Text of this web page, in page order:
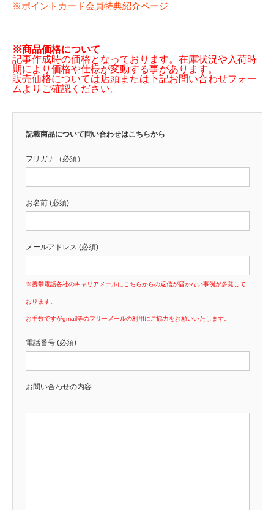
※ポイントカード会員特典紹介ページ
※商品価格について
記事作成時の価格となっております。在庫状況や入荷時
期により価格や仕様が変動する事があります。
販売価格については店頭または下記お問い合わせフォー
ムよりご確認ください。
記載商品について問い合わせはこちらから
フリガナ（必須）
お名前 (必須)
メールアドレス (必須)
※携帯電話各社のキャリアメールにこちらからの返信が届かない事例が多発して
おります。
お手数ですがgmail等のフリーメールの利用にご協力をお願いいたします。
電話番号 (必須)
お問い合わせの内容